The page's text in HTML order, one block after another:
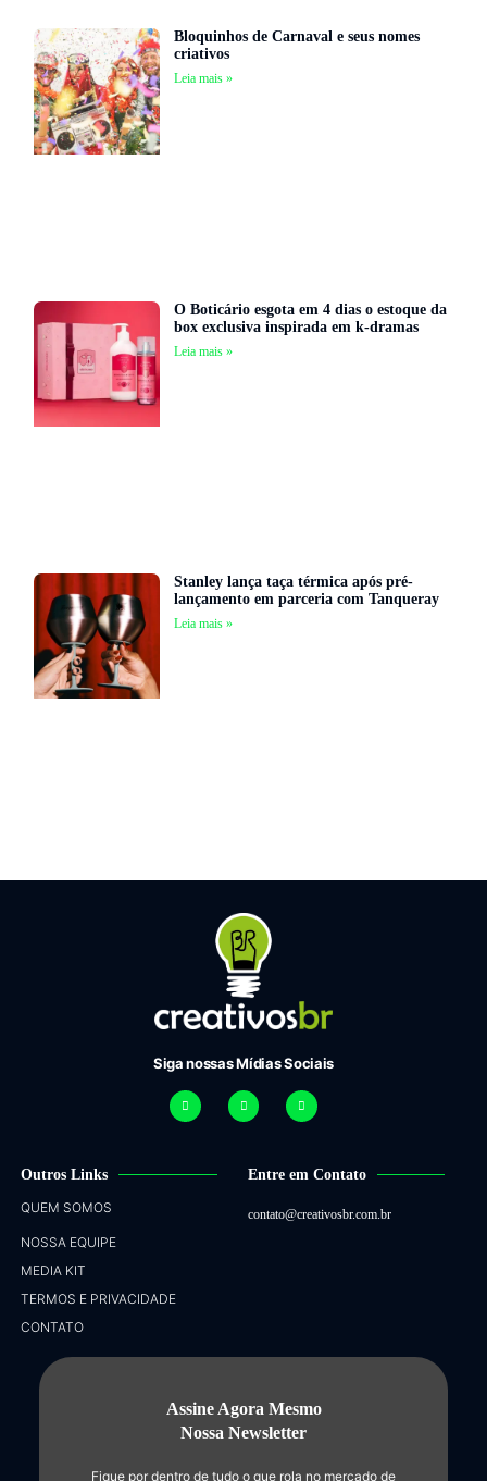
Bloquinhos de Carnaval e seus nomes
criativos
Leia mais »
O Boticário esgota em 4 dias o estoque da
box exclusiva inspirada em k-dramas
Leia mais »
Stanley lança taça térmica após pré-
lançamento em parceria com Tanqueray
Leia mais »
Siga nossas Mídias Sociais
Outros Links
QUEM SOMOS
NOSSA EQUIPE
MEDIA KIT
TERMOS E PRIVACIDADE
CONTATO
Entre em Contato
contato@creativosbr.com.br
Assine Agora Mesmo
Nossa Newsletter
Fique por dentro de tudo o que rola no mercado de